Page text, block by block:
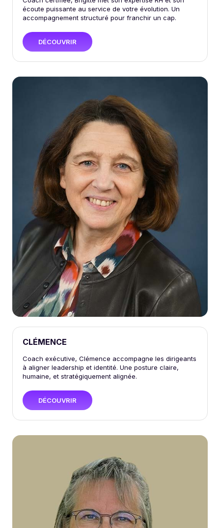
écoute puissante au service de votre évolution. Un
accompagnement structuré pour franchir un cap.
DÉCOUVRIR
CLÉMENCE
Coach exécutive, Clémence accompagne les dirigeants
à aligner leadership et identité. Une posture claire,
humaine, et stratégiquement alignée.
DÉCOUVRIR